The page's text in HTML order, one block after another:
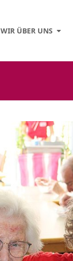
WIR ÜBER UNS